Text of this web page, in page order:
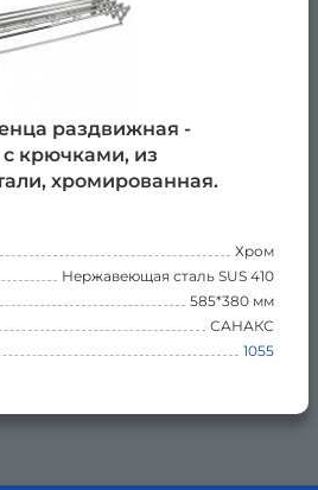
раздвижная -
с крючками, из
хромированная.
Хром
Нержавеющая сталь SUS 410
585*380 мм
САНАКС
1055